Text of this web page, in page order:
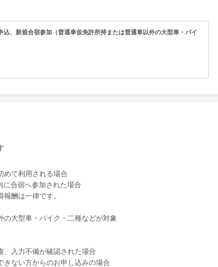
21日前まではキャンセル料が無料！だから早く予約しても安
込、新規合宿参加（普通車仮免許所持または普通車以外の大型車・バイ
めて利用される場合
に合宿へ参加された場合
酬は一律です。
大型車・バイク・二種などが対象
、入力不備が確認された場合
きない方からのお申し込みの場合